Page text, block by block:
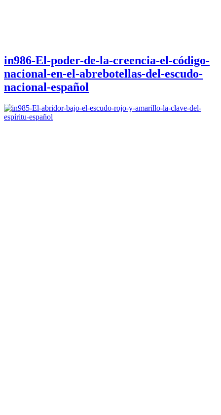
in986-El-poder-de-la-creencia-el-código-
nacional-en-el-abrebotellas-del-escudo-
nacional-español